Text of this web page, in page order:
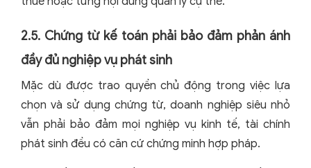
2.5. Chứng từ kế toán phải bảo đảm phản ánh
đầy đủ nghiệp vụ phát sinh
Mặc dù được trao quyền chủ động trong việc lựa
chọn và sử dụng chứng từ, doanh nghiệp siêu nhỏ
vẫn phải bảo đảm mọi nghiệp vụ kinh tế, tài chính
phát sinh đều có căn cứ chứng minh hợp pháp.